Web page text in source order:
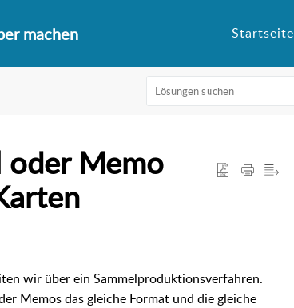
machen Startseite
oder Memo
wir über ein Sammelproduktionsverfahren.
Memos das gleiche Format und die gleiche